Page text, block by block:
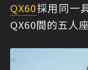
QX60採用同一
QX60間的五人座